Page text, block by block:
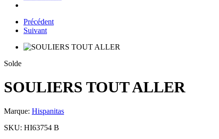
Précédent
Suivant
Solde
SOULIERS TOUT ALLER
Marque: Hispanitas
SKU: HI63754 B